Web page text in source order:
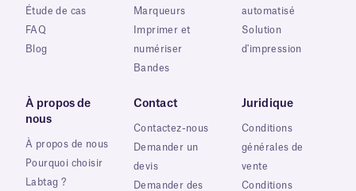
Étude de cas
FAQ
Blog
Marqueurs
Imprimer et
numériser
Bandes
automatisé
Solution
d'impression
À propos de
nous
À propos de nous
Pourquoi choisir
Labtag ?
Contact
Contactez-nous
Demander un
devis
Demander des
Juridique
Conditions
générales de
vente
Conditions